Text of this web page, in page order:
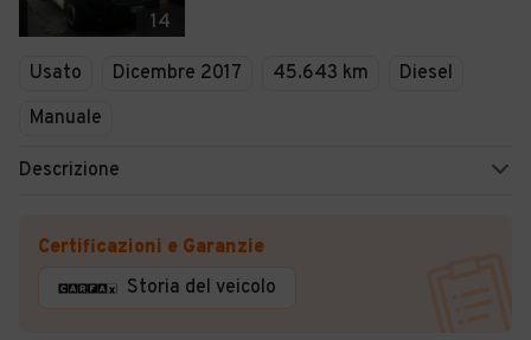
14
Usato Dicembre 2017 45.643 km
Diesel
Manuale
Descrizione
Certificazioni e Garanzie
Storia del veicolo